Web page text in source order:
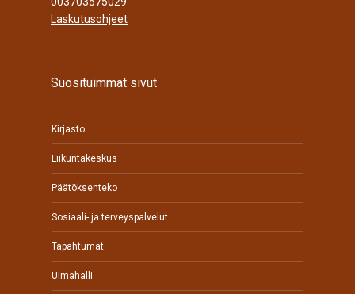
Laskutusohjeet
Suosituimmat sivut
Kirjasto
Liikuntakeskus
Päätöksenteko
Sosiaali- ja terveyspalvelut
Tapahtumat
Uimahalli